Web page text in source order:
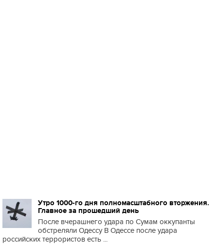
Утро 1000-го дня полномасштабного вторжения.
Главное за прошедший день
После вчерашнего удара по Сумам оккупанты
обстреляли Одессу В Одессе после удара
российских террористов есть ...